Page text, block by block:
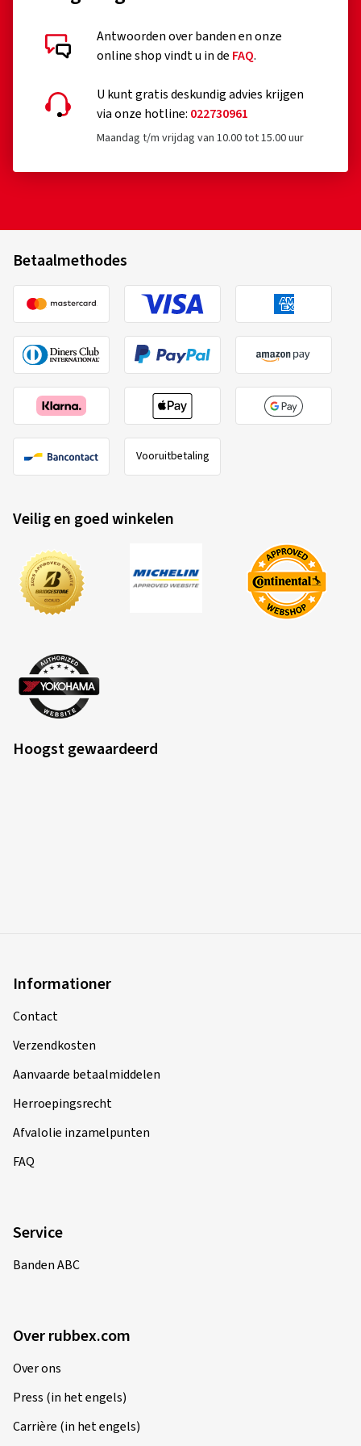
Antwoorden over banden en onze
online shop vindt u in de FAQ.
U kunt gratis deskundig advies krijgen
via onze hotline: 022730961
Maandag t/m vrijdag van 10.00 tot 15.00 uur
Betaalmethodes
Vooruitbetaling
Veilig en goed winkelen
Hoogst gewaardeerd
Informationer
Contact
Verzendkosten
Aanvaarde betaalmiddelen
Herroepingsrecht
Afvalolie inzamelpunten
FAQ
Service
Banden ABC
Over rubbex.com
Over ons
Press (in het engels)
Carrière (in het engels)